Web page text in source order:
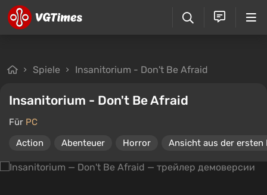
Spiele Insanitorium - Don't Be Afraid
Insanitorium - Don't Be Afraid
Für PC
Action
Abenteuer Horror Ansicht aus der ersten